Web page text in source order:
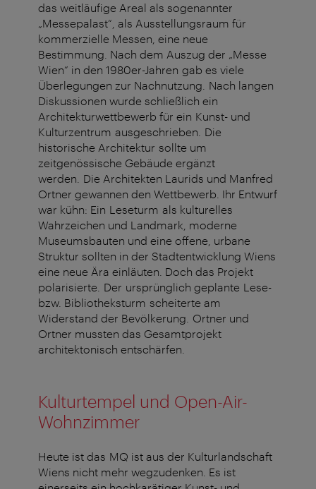
das weitläufige Areal als sogenannter
„Messepalast“, als Ausstellungsraum für
kommerzielle Messen, eine neue
Bestimmung. Nach dem Auszug der „Messe
Wien“ in den 1980er-Jahren gab es viele
Überlegungen zur Nachnutzung. Nach langen
Diskussionen wurde schließlich ein
Architekturwettbewerb für ein Kunst- und
Kulturzentrum ausgeschrieben. Die
historische Architektur sollte um
zeitgenössische Gebäude ergänzt
werden. Die Architekten Laurids und Manfred
Ortner gewannen den Wettbewerb. Ihr Entwurf
war kühn: Ein Leseturm als kulturelles
Wahrzeichen und Landmark, moderne
Museumsbauten und eine offene, urbane
Struktur sollten in der Stadtentwicklung Wiens
eine neue Ära einläuten. Doch das Projekt
polarisierte. Der ursprünglich geplante Lese-
bzw. Bibliotheksturm scheiterte am
Widerstand der Bevölkerung. Ortner und
Ortner mussten das Gesamtprojekt
architektonisch entschärfen.
Kulturtempel und Open-Air-
Wohnzimmer
Heute ist das MQ ist aus der Kulturlandschaft
Wiens nicht mehr wegzudenken. Es ist